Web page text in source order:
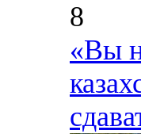
8
«Вы